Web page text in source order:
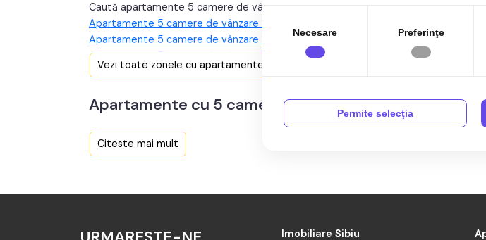
Caută apartamente 5 camere de vânzare în Sibiu după zone:
Apartamente 5 camere de vânzare Sibiu zona Calea Poplacii
Apartamente 5 camere de vânzare Sibiu zona Central
Apartamente 5 camere de vânzare Sibiu zona Centrul Istoric
Apartamente 5 camere de vânzare Sibiu zona Orasul de Jos
Apartamente 5 camere de vânzare în Sibiu zona Turnisor
Vezi toate zonele cu apartamente 5 camere de vânzare în Sibiu
Apartamente cu 5 camere în Sibiu
Apartamente de vanzare in Sibiu cu 5 camere.
Citeste mai mult
Imobiliare Sibiu
Necesare Preferinţe
Permite selecţia